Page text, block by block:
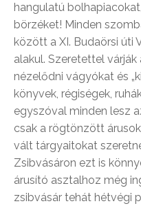
hangulatú
börzéket! Minden
között a XI. Budaörsi úti
alakul. Szeretettel
nézelődni vágyókat és
könyvek, régiségek,
egyszóval minden lesz
csak a rögtönzött
vált tárgyaitokat
Zsibvásáron ezt is
árusító asztalhoz még
zsibvásár tehát hétvégi